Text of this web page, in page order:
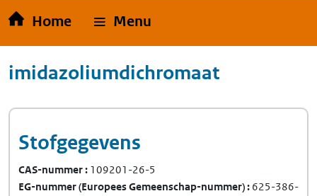
Home Menu
imidazoliumdichromaat
Stofgegevens
CAS-nummer 109201-26-5
EG-nummer(Europees Gemeenschap-nummer) 625-386-